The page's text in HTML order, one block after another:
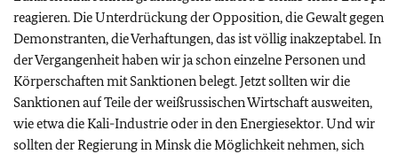
reagieren. Die Unterdrückung der Opposition, die Gewalt gegen
Demonstranten, die Verhaftungen, das ist völlig inakzeptabel. In
der Vergangenheit haben wir ja schon einzelne Personen und
Körperschaften mit Sanktionen belegt. Jetzt sollten wir die
Sanktionen auf Teile der weißrussischen Wirtschaft ausweiten,
wie etwa die Kali-Industrie oder in den Energiesektor. Und wir
sollten der Regierung in Minsk die Möglichkeit nehmen, sich